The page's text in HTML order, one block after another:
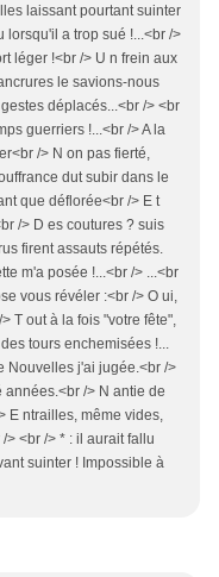
laissant pourtant suinter
lorsqu'il a trop sué !...<br />
léger !<br /> U n frein aux
le savions-nous
déplacés...<br /> <br
guerriers !...<br /> A la
/> N on pas fierté,
dut subir dans le
que déflorée<br /> E t
/> D es coutures ? suis
firent assauts répétés.
m'a posée !...<br /> ...<br
vous révéler :<br /> O ui,
T out à la fois "votre fête",
tours enchemisées !...
Nouvelles j'ai jugée.<br />
années.<br /> N antie de
E ntrailles, même vides,
> <br /> * : il aurait fallu
suinter ! Impossible à